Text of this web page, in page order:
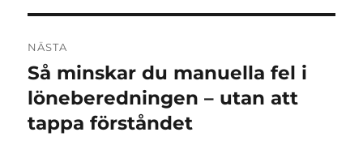
NÄSTA
Nästa
inlägg:
Så minskar du manuella fel i
löneberedningen – utan att
tappa förståndet